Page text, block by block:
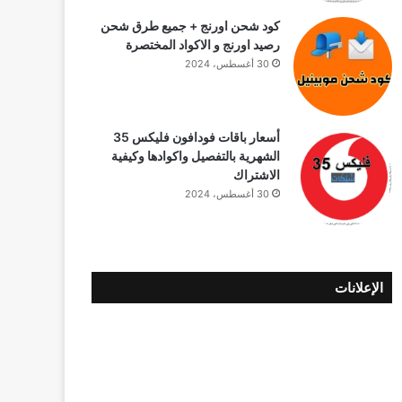
كود شحن اورنج + جميع طرق شحن
رصيد اورنج و الاكواد المختصرة
30 أغسطس، 2024
أسعار باقات فودافون فلیکس 35
الشهرية بالتفصيل واكوادها وكيفية
الاشتراك
30 أغسطس، 2024
الإعلانات